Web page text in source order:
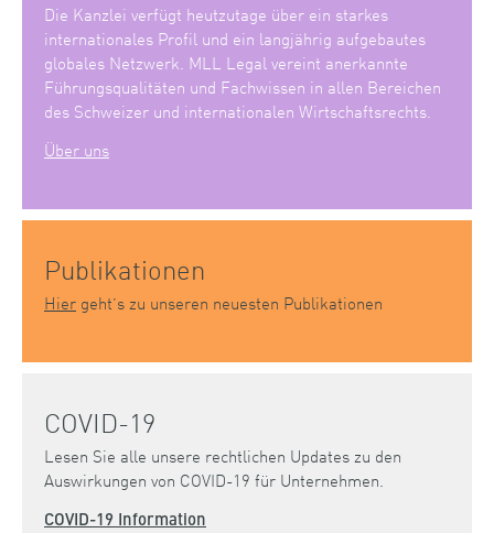
Die Kanzlei verfügt heutzutage über ein starkes
internationales Profil und ein langjährig aufgebautes
globales Netzwerk. MLL Legal vereint anerkannte
Führungsqualitäten und Fachwissen in allen Bereichen
des Schweizer und internationalen Wirtschaftsrechts.
Über uns
Publikationen
Hier geht’s zu unseren neuesten Publikationen
COVID-19
Lesen Sie alle unsere rechtlichen Updates zu den
Auswirkungen von COVID-19 für Unternehmen.
COVID-19 Information